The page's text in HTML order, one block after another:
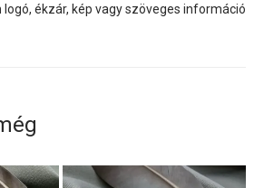
ékzár, kép vagy szöveges információ